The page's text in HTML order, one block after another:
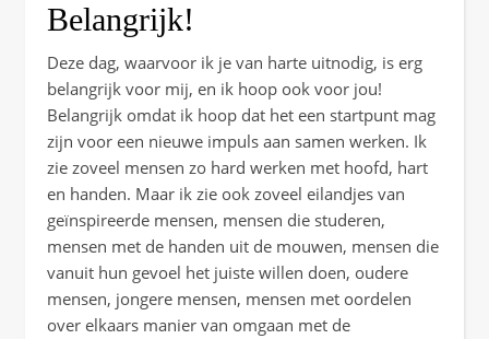
Belangrijk!
Deze dag, waarvoor ik je van harte uitnodig, is erg
belangrijk voor mij, en ik hoop ook voor jou!
Belangrijk omdat ik hoop dat het een startpunt mag
zijn voor een nieuwe impuls aan samen werken. Ik
zie zoveel mensen zo hard werken met hoofd, hart
en handen. Maar ik zie ook zoveel eilandjes van
geïnspireerde mensen, mensen die studeren,
mensen met de handen uit de mouwen, mensen die
vanuit hun gevoel het juiste willen doen, oudere
mensen, jongere mensen, mensen met oordelen
over elkaars manier van omgaan met de